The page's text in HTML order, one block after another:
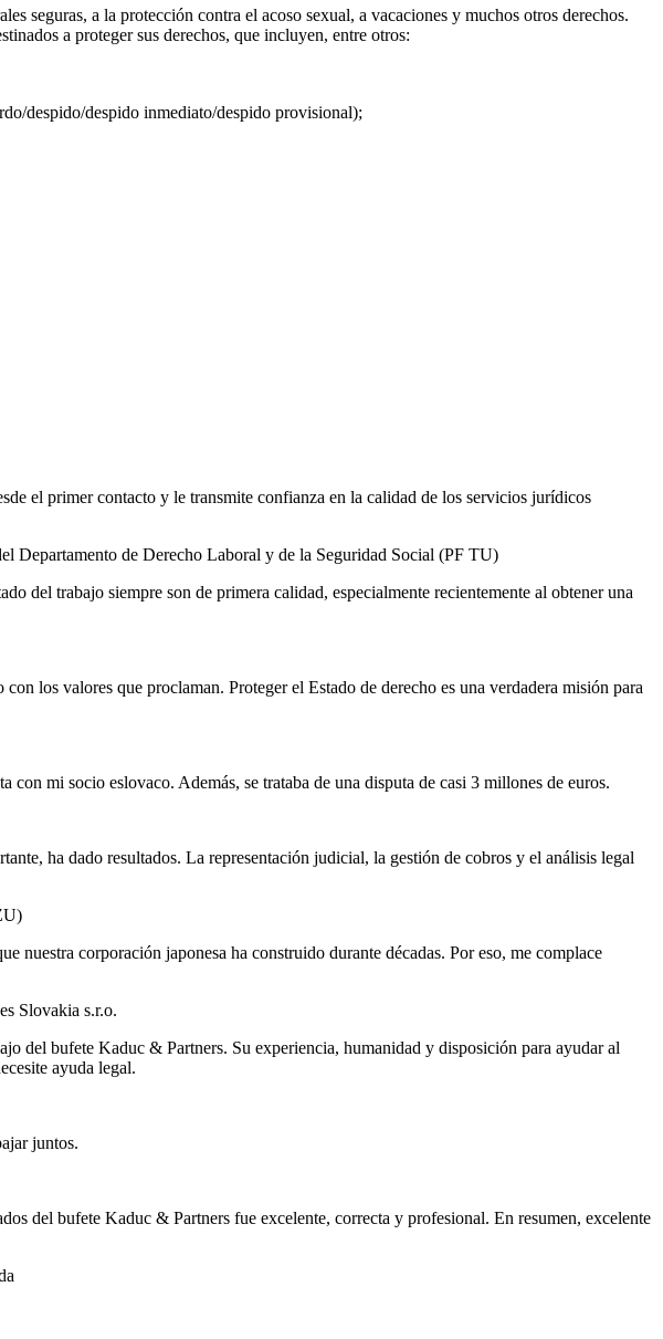
seguras, a la protección contra el acoso sexual, a vacaciones y muchos otros derechos.
a proteger sus derechos, que incluyen, entre otros:
despido/despido inmediato/despido provisional);
el primer contacto y le transmite confianza en la calidad de los servicios jurídicos
Departamento de Derecho Laboral y de la Seguridad Social (PF TU)
del trabajo siempre son de primera calidad, especialmente recientemente al obtener una
los valores que proclaman. Proteger el Estado de derecho es una verdadera misión para
mi socio eslovaco. Además, se trataba de una disputa de casi 3 millones de euros.
ha dado resultados. La representación judicial, la gestión de cobros y el análisis legal
nuestra corporación japonesa ha construido durante décadas. Por eso, me complace
Slovakia s.r.o.
del bufete Kaduc & Partners. Su experiencia, humanidad y disposición para ayudar al
ayuda legal.
juntos.
del bufete Kaduc & Partners fue excelente, correcta y profesional. En resumen, excelente